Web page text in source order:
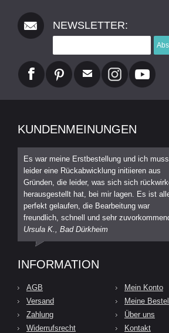
NEWSLETTER:
KUNDENMEINUNGEN
Es war meine Erstbestellung und ich
leider eine Rückabwicklung initiieren aus
Gründen, die leider, was sich sich
herausgestellt hat, bei mir lagen. Es ist
perfekt gelaufen, die Bearbeitung war
freundlich, schnell und sehr
Ursula K., Bad Dürkheim
INFORMATION
AGB
Versand
Zahlung
Widerrufsrecht
Mein Konto
Meine
Über uns
Kontakt